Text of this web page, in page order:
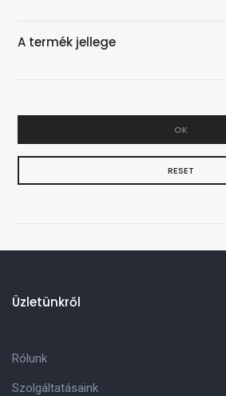
A termék jellege
OK
RESET
Üzletünkről
Rólunk
Szolgáltatásaink